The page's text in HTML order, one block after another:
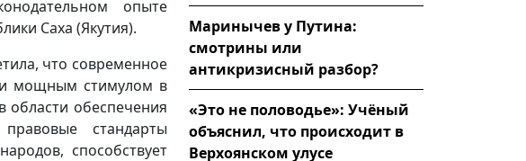
опыте
Саха (Якутия).
что современное
мощным стимулом в
области обеспечения
стандарты
способствует
Маринычев у Путина:
смотрины или
антикризисный разбор?
«Это не половодье»: Учёный
объяснил, что происходит в
Верхоянском улусе